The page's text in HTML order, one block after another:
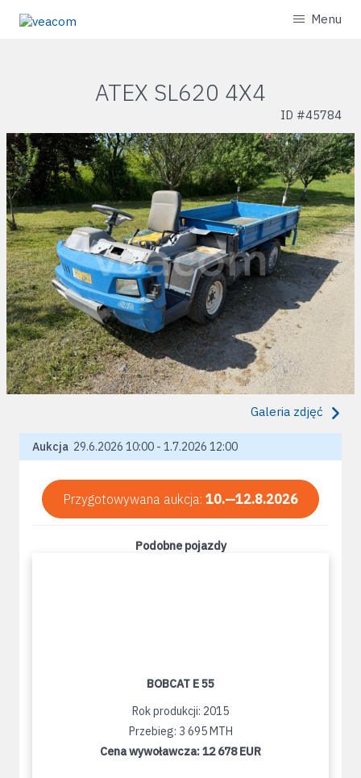
Menu
ATEX SL620 4X4
ID #45784
Galeria zdjęć
Aukcja 29.6.2026 10:00 - 1.7.2026 12:00
Przygotowywana aukcja: 10.—12.8.2026
Podobne pojazdy
BOBCAT E 55
Rok produkcji: 2015
Przebieg: 3 695 MTH
Cena wywoławcza:12 678 EUR